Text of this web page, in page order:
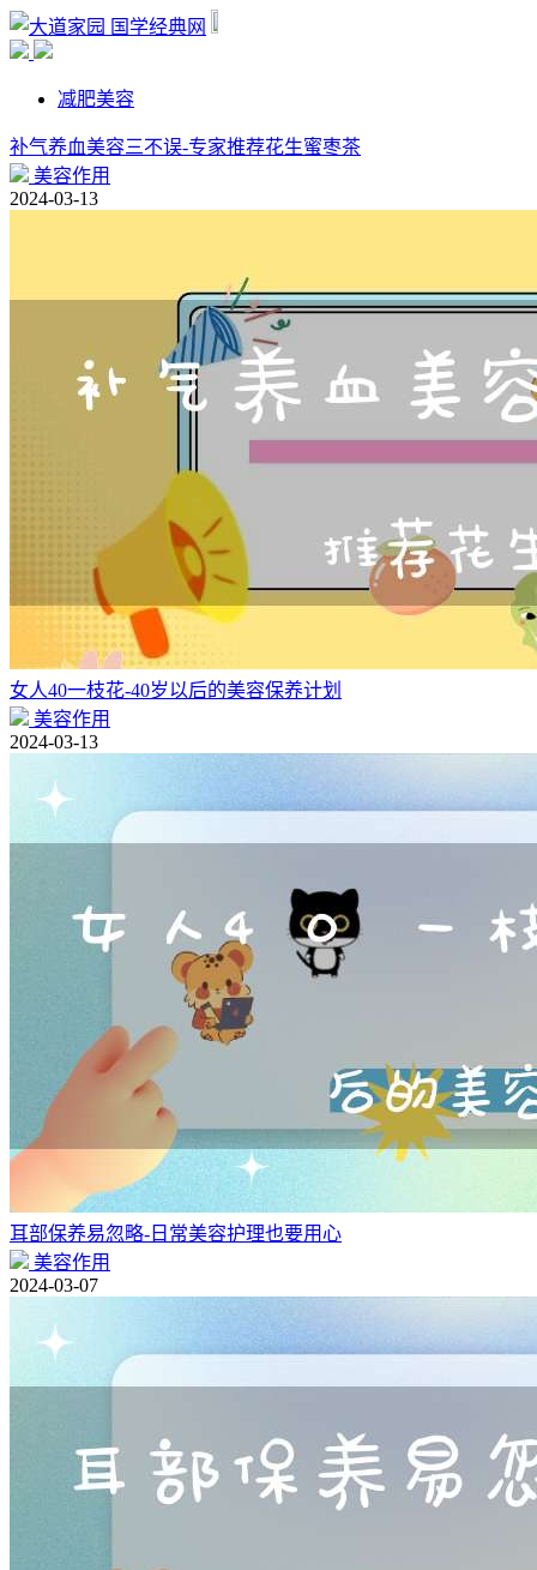
国学经典网
减肥美容
补气养血美容三不误-专家推荐花生蜜枣茶
美容作用
2024-03-13
女人40一枝花-40岁以后的美容保养计划
美容作用
2024-03-13
耳部保养易忽略-日常美容护理也要用心
美容作用
2024-03-07